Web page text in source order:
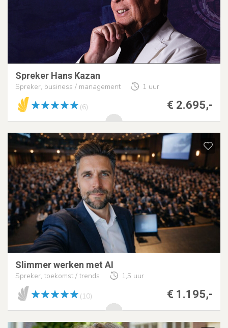
Spreker Hans Kazan
Spreker, business / management 1 uur
€ 2.695,-
(6)
Slimmer werken met AI
Spreker, toekomst / trends 1,5 uur
€ 1.195,-
(10)